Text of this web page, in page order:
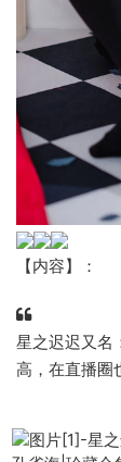
【内容】：
星之迟迟又名
高，在直播圈